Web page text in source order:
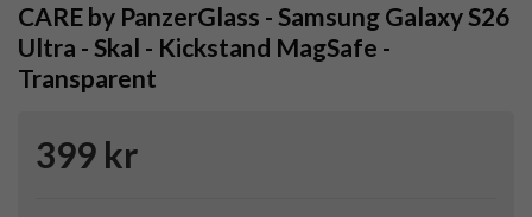
CARE by PanzerGlass - Samsung Galaxy S26
Ultra - Skal - Kickstand MagSafe -
Transparent
399 kr